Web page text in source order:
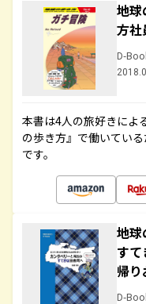
地球
方社
D-
本書は4人の旅好きによ
の歩き方』で働いてい
です。
地球
す
帰
D-